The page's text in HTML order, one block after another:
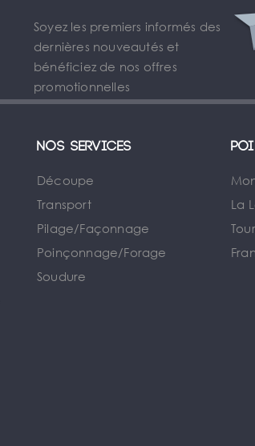
Soyez les premiers informés des
dernières nouveautés et
bénéficiez de nos offres
promotionnelles
Nos services
Découpe
Transport
Pilage/Façonnage
Poinçonnage/Forage
Soudure
La